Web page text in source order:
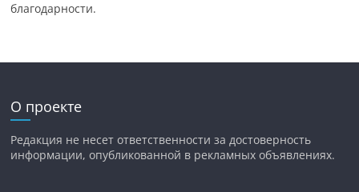
благодарности.
О проекте
Редакция не несет ответственности за достоверность
информации, опубликованной в рекламных объявлениях.